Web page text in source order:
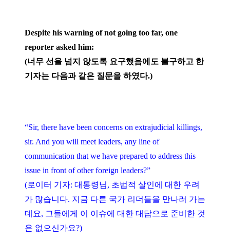
Despite his warning of not going too far, one
reporter asked him:
(너무 선을 넘지 않도록 요구했음에도 불구하고 한
기자는 다음과 같은 질문을 하였다.)
“Sir, there have been concerns on extrajudicial killings,
sir. And you will meet leaders, any line of
communication that we have prepared to address this
issue in front of other foreign leaders?”
(로이터 기자: 대통령님, 초법적 살인에 대한 우려
가 많습니다. 지금 다른 국가 리더들을 만나러 가는
데요, 그들에게 이 이슈에 대한 대답으로 준비한 것
은 없으신가요?)